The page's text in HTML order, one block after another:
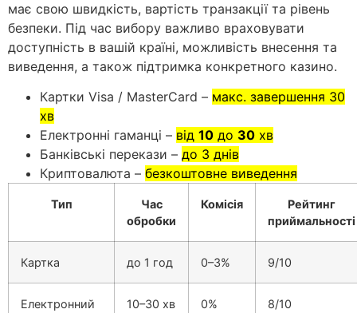
має свою швидкість, вартість транзакції та рівень
безпеки. Під час вибору важливо враховувати
доступність в вашій країні, можливість внесення та
виведення, а також підтримка конкретного казино.
Картки Visa / MasterCard – макс. завершення 30
хв
Електронні гаманці – від 10 до 30 хв
Банківські перекази – до 3 днів
Криптовалюта – безкоштовне виведення
Тип
Час
обробки
Комісія
Рейтинг
приймальності
Картка до 1 год 0–3% 9/10
Електронний
10–30 хв 0% 8/10